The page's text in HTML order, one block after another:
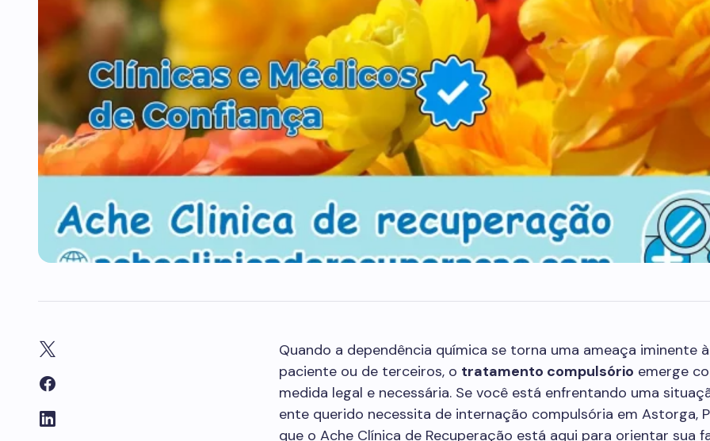
Quando a dependência química se torna uma ameaça iminente
paciente ou de terceiros, o tratamento compulsório emerge
medida legal e necessária. Se você está enfrentando uma
ente querido necessita de internação compulsória em Astorga,
que o Ache Clínica de Recuperação está aqui para orientar sua